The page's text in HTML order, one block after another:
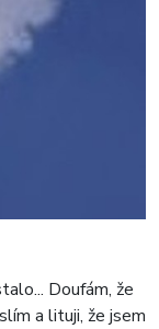
Doufám, že
a lituji, že jsem